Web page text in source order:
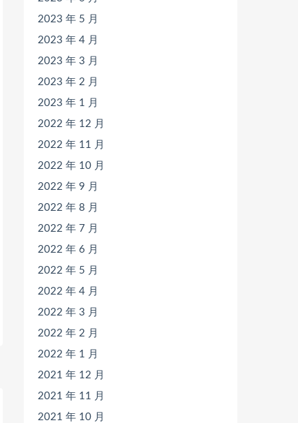
2023 年 5 月
2023 年 4 月
2023 年 3 月
2023 年 2 月
2023 年 1 月
2022 年 12 月
2022 年 11 月
2022 年 10 月
2022 年 9 月
2022 年 8 月
2022 年 7 月
2022 年 6 月
2022 年 5 月
2022 年 4 月
2022 年 3 月
2022 年 2 月
2022 年 1 月
2021 年 12 月
2021 年 11 月
2021 年 10 月